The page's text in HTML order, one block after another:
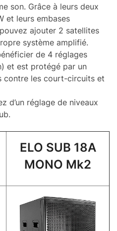
son. Grâce à leurs deux
et leurs embases
ajouter 2 satellites
système amplifié.
de 4 réglages
et est protégé par un
contre les court-circuits et
d’un réglage de niveaux
ELO SUB 18A
MONO Mk2